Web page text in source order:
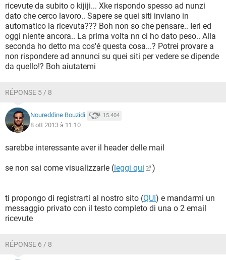
ricevute da subito o kijiji... Xke rispondo spesso ad nunzi
dato che cerco lavoro.. Sapere se quei siti inviano in
automatico la ricevuta??? Boh non so che pensare.. Ieri ed
oggi niente ancora.. La prima volta nn ci ho dato peso.. Alla
seconda ho detto ma cos'é questa cosa...? Potrei provare a
non rispondere ad annunci su quei siti per vedere se dipende
da quello!? Boh aiutatemi
RÉPONSE 5 / 8
Noureddine Bouzidi 15.404
8 ott 2013 à 11:10
sarebbe interessante aver il header delle mail
se non sai come visualizzarle (leggi qui )
ti propongo di registrarti al nostro sito (QUI) e mandarmi un
messaggio privato con il testo completo di una o 2 email
ricevute
RÉPONSE 6 / 8